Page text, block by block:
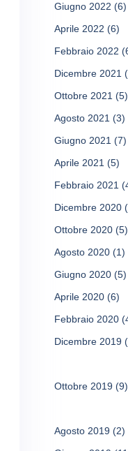
Giugno 2022 (6)
Aprile 2022 (6)
Febbraio 2022
Dicembre 2021
Ottobre 2021 (5)
Agosto 2021 (3)
Giugno 2021 (7)
Aprile 2021 (5)
Febbraio 2021
Dicembre 2020
Ottobre 2020 (5)
Agosto 2020 (1)
Giugno 2020 (5)
Aprile 2020 (6)
Febbraio 2020
Dicembre 2019
Ottobre 2019 (9)
Agosto 2019 (2)